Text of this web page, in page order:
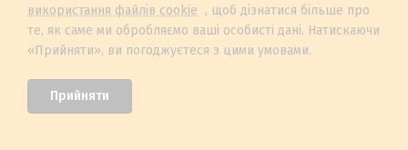
команди, такі як:
Instagram Reels;
використання файлів cookie , щоб дізнатися більше про
те, як саме ми обробляємо ваші особисті дані. Натискаючи
«Прийняти», ви погоджуєтеся з цими умовами.
Прийняти